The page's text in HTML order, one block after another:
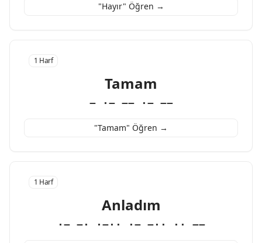
"Hayır" Öğren →
1 Harf
Tamam
− ·− −− ·− −−
"Tamam" Öğren →
1 Harf
Anladım
·− −· ·−·· ·− −·· ·· −−